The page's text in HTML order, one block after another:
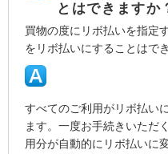
とはできますか
買物の度にリボ払いを指定
をリボ払いにすることはで
すべてのご利用がリボ払い
ます。一度お手続きいただ
用分が自動的にリボ払いに